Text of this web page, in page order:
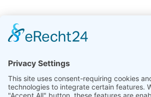
Hindistan
Plot 65, 2nd Floor, Sai Enclave,
+91-11-42883851